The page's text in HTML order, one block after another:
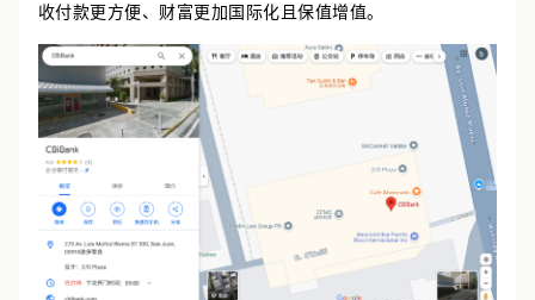
收付款更方便、财富更加国际化且保值增值。